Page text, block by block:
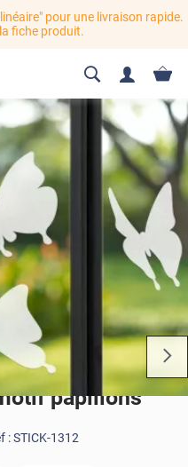
pour une livraison rapide.
fiche produit.
papillons
:STICK-1312